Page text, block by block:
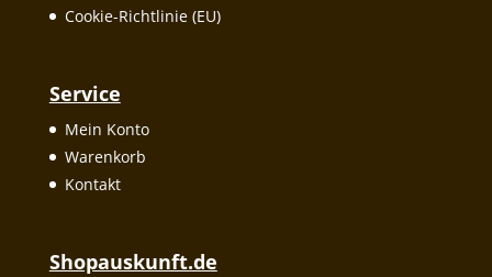
Cookie-Richtlinie (EU)
Service
Mein Konto
Warenkorb
Kontakt
Shopauskunft.de